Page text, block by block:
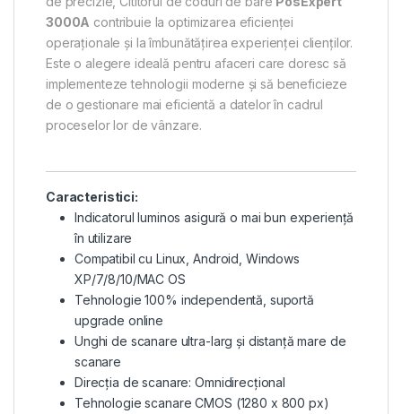
3000A contribuie la optimizarea eficienței
operaționale și la îmbunătățirea experienței clienților.
Este o alegere ideală pentru afaceri care doresc să
implementeze tehnologii moderne și să beneficieze
de o gestionare mai eficientă a datelor în cadrul
proceselor lor de vânzare.
Caracteristici:
Indicatorul luminos asigură o mai bun experiență
în utilizare
Compatibil cu Linux, Android, Windows
XP/7/8/10/MAC OS
Tehnologie 100% independentă, suportă
upgrade online
Unghi de scanare ultra-larg și distanță mare de
scanare
Direcția de scanare: Omnidirecțional
Tehnologie scanare CMOS (1280 x 800 px)